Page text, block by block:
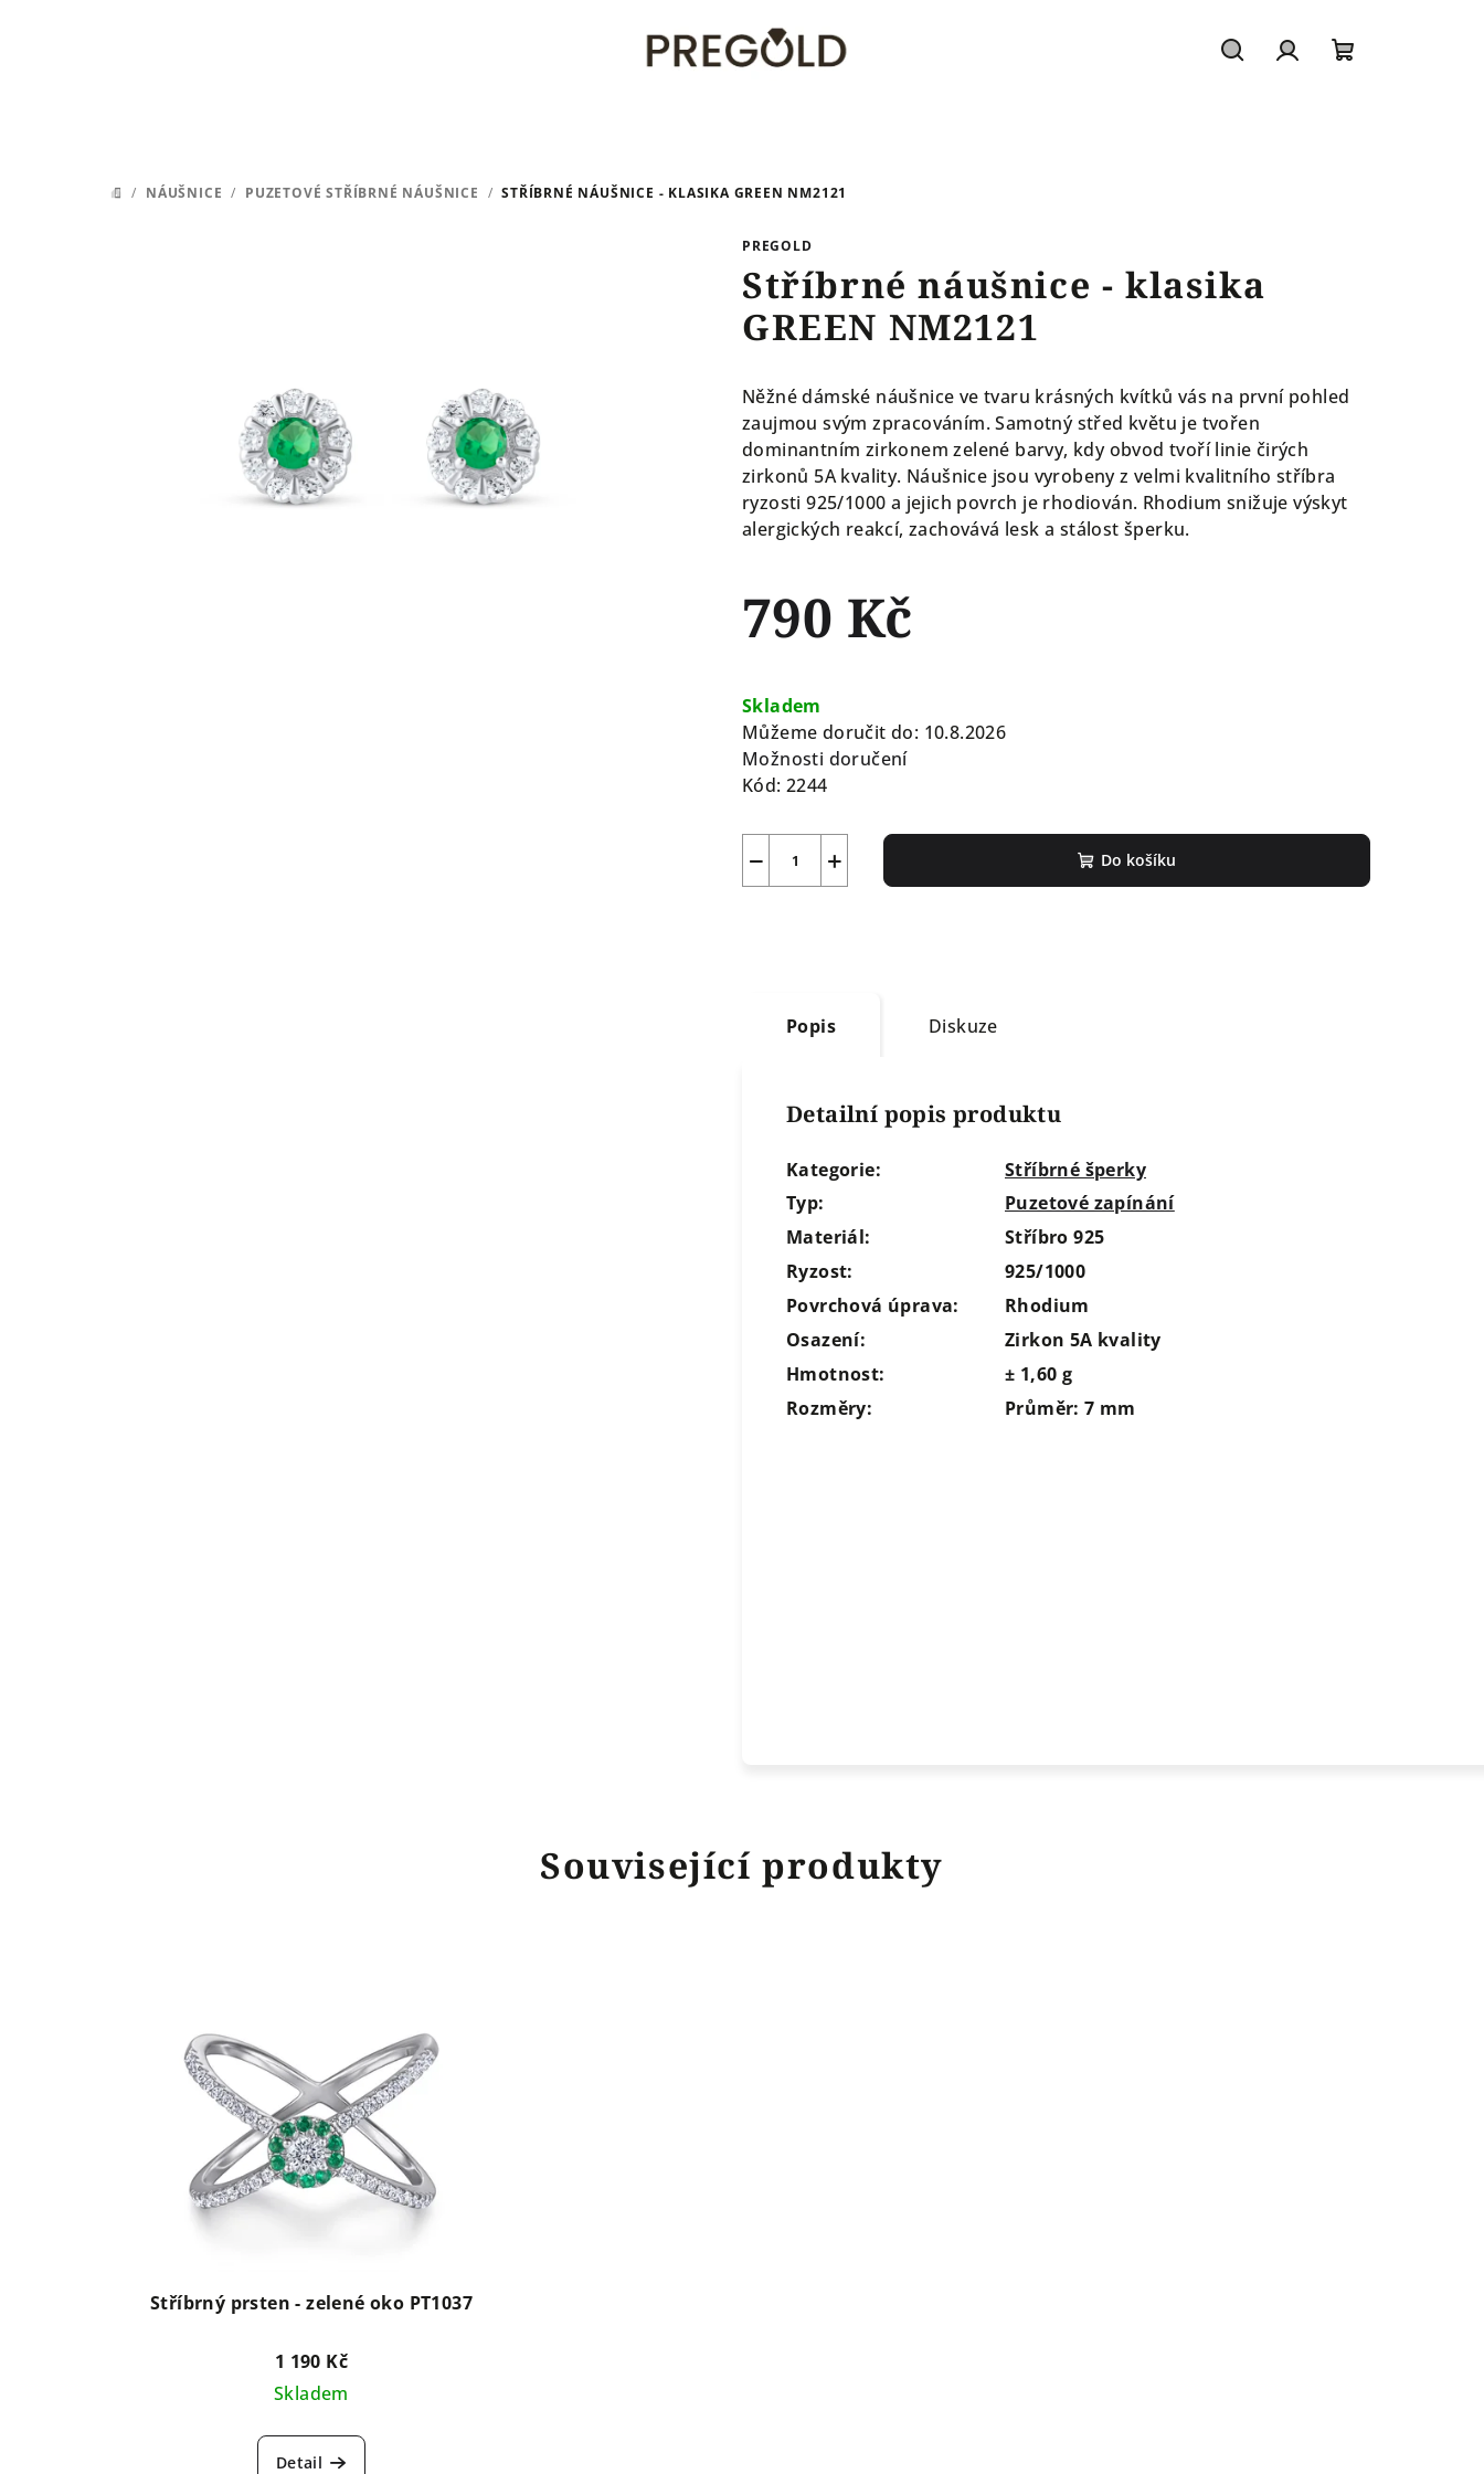
DOMŮ
/ NÁUŠNICE / PUZETOVÉ STŘÍBRNÉ NÁUŠNICE / STŘÍBRNÉ NÁUŠNICE - KLASIKA GREEN NM2121
PREGOLD
Stříbrné náušnice - klasika
GREEN NM2121
Něžné dámské náušnice ve tvaru krásných kvítků vás na první pohled
zaujmou svým zpracováním. Samotný střed květu je tvořen
dominantním zirkonem zelené barvy, kdy obvod tvoří linie čirých
zirkonů 5A kvality. Náušnice jsou vyrobeny z velmi kvalitního stříbra
ryzosti 925/1000 a jejich povrch je rhodiován. Rhodium snižuje výskyt
alergických reakcí, zachovává lesk a stálost šperku.
790 Kč
cena:
Skladem
Můžeme doručit do: 10.8.2026
Možnosti doručení
Kód: 2244
+
− Do košíku
Popis Diskuze
Detailní popis produktu
Kategorie:
Stříbrné šperky
Typ:
Puzetové zapínání
Materiál:
Stříbro 925
Ryzost:
925/1000
Povrchová úprava:
Rhodium
Osazení:
Zirkon 5A kvality
Hmotnost:
± 1,60 g
Rozměry:
Průměr: 7 mm
Související produkty
Stříbrný prsten - zelené oko PT1037
1 190 Kč
Skladem
Detail